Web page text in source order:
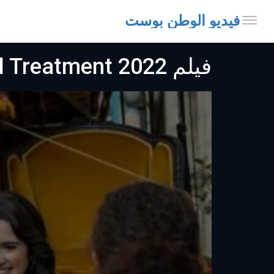
فيديو الوطن بوست
فيلم The Royal Treatment 2022 مترجم اون لاين معاملة ملكية